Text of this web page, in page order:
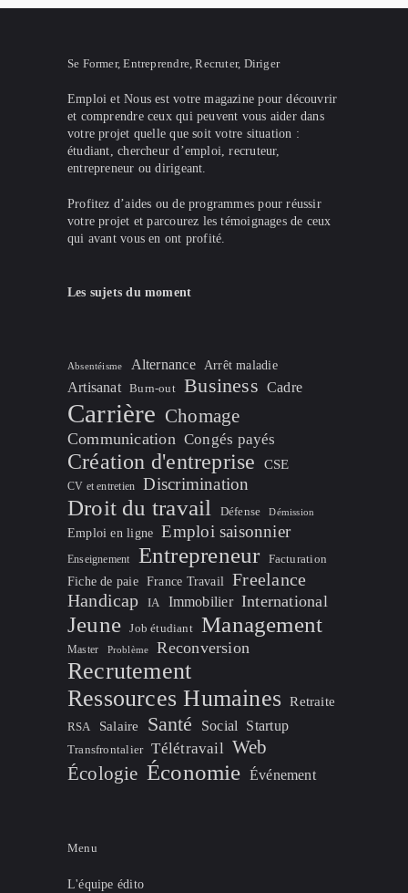
Se Former, Entreprendre, Recruter, Diriger
Emploi et Nous est votre magazine pour découvrir
et comprendre ceux qui peuvent vous aider dans
votre projet quelle que soit votre situation :
étudiant, chercheur d’emploi, recruteur,
entrepreneur ou dirigeant.
Profitez d’aides ou de programmes pour réussir
votre projet et parcourez les témoignages de ceux
qui avant vous en ont profité.
Les sujets du moment
Absentéisme Alternance Arrêt maladie
Artisanat Burn-out Business Cadre
Carrière Chomage
Communication Congés payés
Création d'entreprise CSE
CV et entretien Discrimination
Droit du travail Défense Démission
Emploi en ligne Emploi saisonnier
Enseignement Entrepreneur Facturation
Fiche de paie France Travail Freelance
Handicap
IA Immobilier International
Jeune Job étudiant Management
Master Problème Reconversion
Recrutement
Ressources Humaines Retraite
RSA Salaire Santé Social Startup
Transfrontalier Télétravail Web
Écologie Économie Événement
Menu
L'équipe édito